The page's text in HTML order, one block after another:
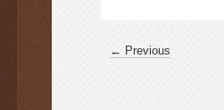
← Previous